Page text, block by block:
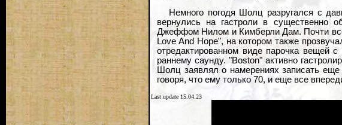
Немного погодя Шолц разругался с
вернулись на гастроли в существенно
Джеффом Нилом и Кимберли Дам. Почти
Love And Hope", на котором также
отредактированном виде парочка вещей
раннему саунду. "Boston" активно
Шолц заявлял о намерениях записать еще
говоря, что ему только 70, и еще все
Last update 15.04.23